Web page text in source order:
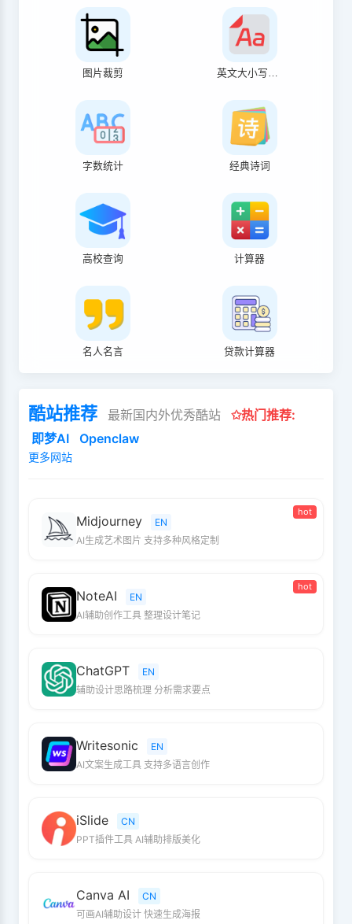
图片裁剪 英文大小写转换
字数统计 经典诗词
高校查询 计算器
名人名言 贷款计算器
酷站推荐 最新国内外优秀酷站
✩热门推荐:
即梦AI
Openclaw
更多网站
hot
Midjourney
EN
AI生成艺术图片 支持多种风格定制
hot
NoteAI
EN
AI辅助创作工具 整理设计笔记
ChatGPT
EN
辅助设计思路梳理 分析需求要点
Writesonic
EN
AI文案生成工具 支持多语言创作
iSlide
CN
PPT插件工具 AI辅助排版美化
Canva AI
CN
可画AI辅助设计 快速生成海报